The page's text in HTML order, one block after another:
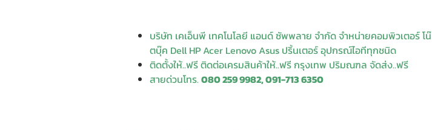
บริษัท เคเอ็นพี เทคโนโลยี แอนด์ ซัพพลาย จำกัด จำหน่ายคอมพิวเตอร์ โน๊
ตบุ๊ค Dell HP Acer Lenovo Asus ปริ้นเตอร์ อุปกรณ์ไอทีทุกชนิด
ติดตั้งให้..ฟรี ติดต่อเครมสินค้าให้..ฟรี กรุงเทพ ปริมณฑล จัดส่ง..ฟรี
สายด่วนโทร.080 259 9982, 091-713 6350